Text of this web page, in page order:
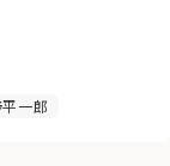
平一郎